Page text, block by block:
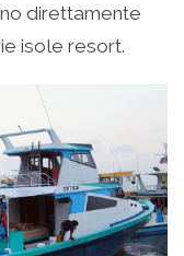
direttamente
isole resort.